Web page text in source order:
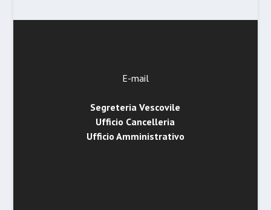
E-mail
Segreteria Vescovile
Ufficio Cancelleria
Ufficio Amministrativo